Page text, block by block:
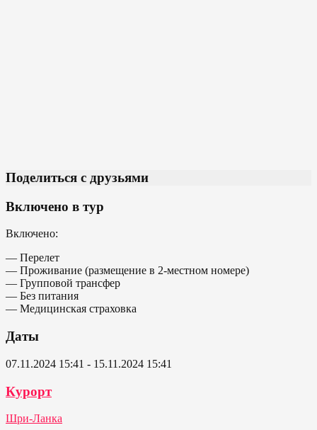
Поделиться с друзьями
Включено в тур
Включено:
— Перелет
— Проживание (размещение в 2-местном номере)
— Групповой трансфер
— Без питания
— Медицинская страховка
Даты
07.11.2024 15:41 - 15.11.2024 15:41
Курорт
Шри-Ланка